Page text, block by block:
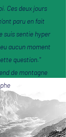
Ces deux jours
paru en fait
suis sentie hyper
aucun moment
question."
de montagne